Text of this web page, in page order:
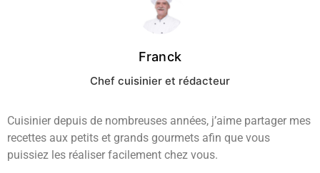
Franck
Chef cuisinier et rédacteur
Cuisinier depuis de nombreuses années, j’aime partager mes
recettes aux petits et grands gourmets afin que vous
puissiez les réaliser facilement chez vous.